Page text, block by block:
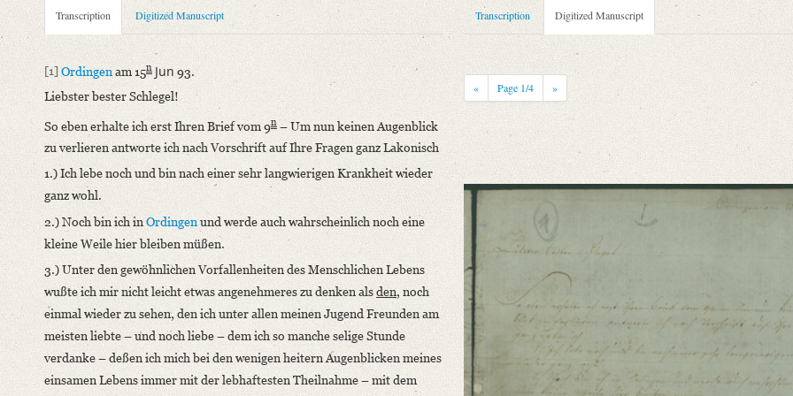
Metadata Concerning Header
Sender: Caspar Anton von Mastiaux
Recipient: August Wilhelm von Schlegel
Place of Dispatch: Uerdingen
Place of Destination: Amsterdam
Date: 15.06.1793
Provider: Dresden, Sächsische Landesbibliothek - Staats- und Universitätsbibliothek
OAI Id: DE-1a-34292
Classification Number: Mscr.Dresd.e.90,XIX,Bd.15,Nr.1
Number of Pages: 2S. auf Doppelbl., hs. m. U.
Format: 23,5 x 18,3 cm
Incipit: „[1] Ordingen am 15n Jun 93.
Liebster bester Schlegel!
So eben erhalte ich erst Ihren Brief vom 9n – Um nun keinen [...]“
Language
Transcription Digitized Manuscript
[1] Ordingen am 15n Jun 93.
Liebster bester Schlegel!
So eben erhalte ich erst Ihren Brief vom 9n – Um nun keinen Augenblick
zu verlieren antworte ich nach Vorschrift auf Ihre Fragen ganz Lakonisch
1.) Ich lebe noch und bin nach einer sehr langwierigen Krankheit wieder
ganz wohl.
2.) Noch bin ich inOrdingenund werde auch wahrscheinlich noch eine
kleine Weile hier bleiben müßen.
3.)Unter den gewöhnlichen Vorfallenheiten des Menschlichen Lebens
wußte ich mir nicht leicht etwas angenehmeres zu denken alsden, noch
einmal wieder zu sehen, den ich unter allen meinen Jugend Freunden am
meisten liebte – und noch liebe – dem ich so manche selige Stunde
verdanke – deßen ich mich bei den wenigen heitern Augenblicken meines
einsamen Lebens immer mit der lebhaftesten Theilnahme – mit dem
Transcription Digitized Manuscript
« Page 1/4 »